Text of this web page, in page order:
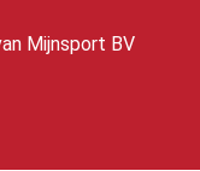
Mijnsport BV